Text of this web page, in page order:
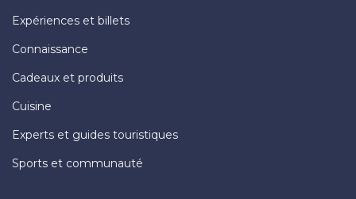
Expériences et billets
Connaissance
Cadeaux et produits
Cuisine
Experts et guides touristiques
Sports et communauté